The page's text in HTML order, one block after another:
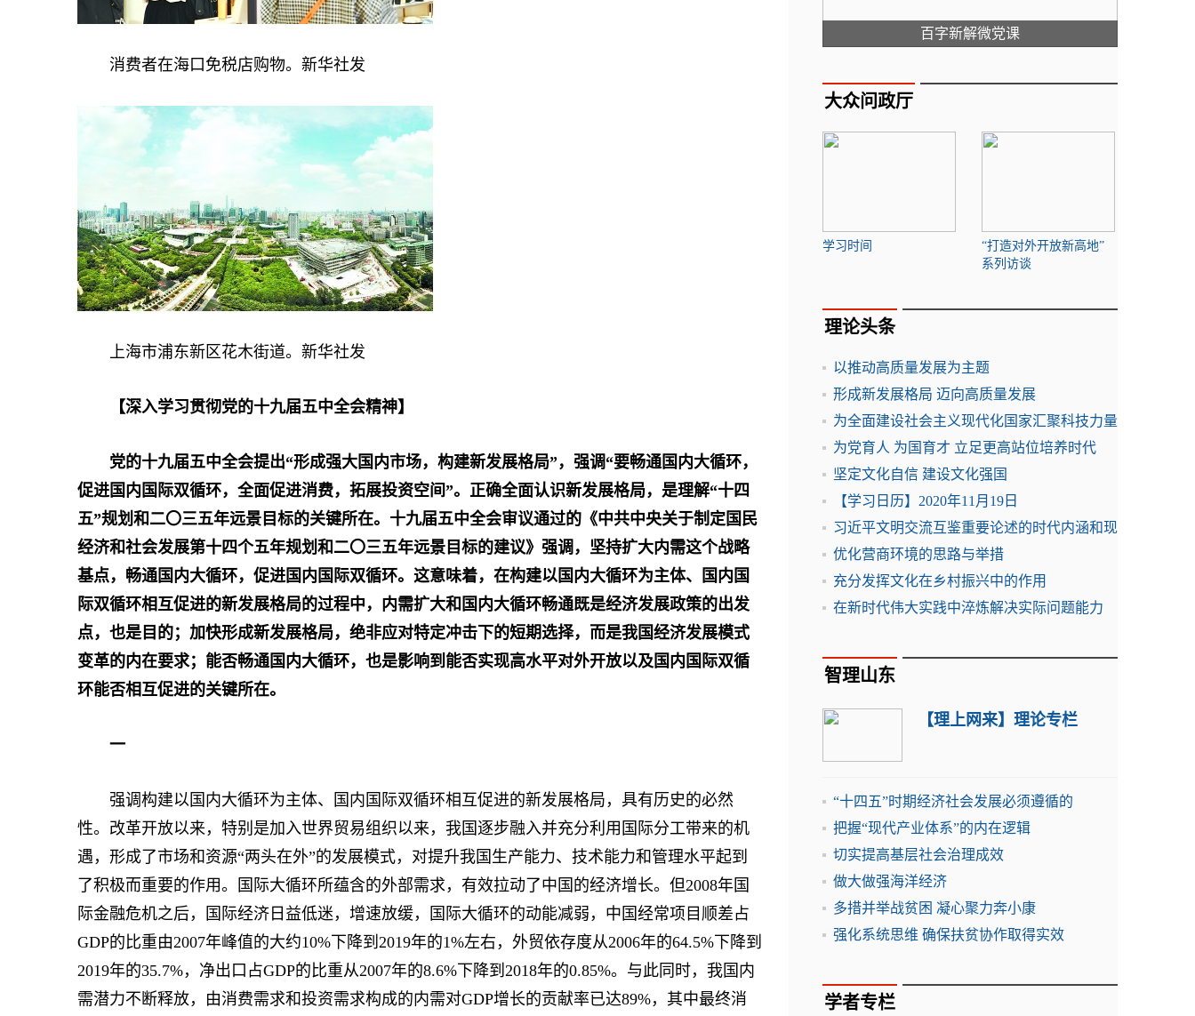
消费者在海口免税店购物。新华社发
上海市浦东新区花木街道。新华社发
【深入学习贯彻党的十九届五中全会精神】
党的十九届五中全会提出“形成强大国内市场，构建新发展格局”，强调“要畅通国内大循环，
促进国内国际双循环，全面促进消费，拓展投资空间”。正确全面认识新发展格局，是理解“十四
五”规划和二〇三五年远景目标的关键所在。十九届五中全会审议通过的《中共中央关于制定国民
经济和社会发展第十四个五年规划和二〇三五年远景目标的建议》强调，坚持扩大内需这个战略
基点，畅通国内大循环，促进国内国际双循环。这意味着，在构建以国内大循环为主体、国内国
际双循环相互促进的新发展格局的过程中，内需扩大和国内大循环畅通既是经济发展政策的出发
点，也是目的；加快形成新发展格局，绝非应对特定冲击下的短期选择，而是我国经济发展模式
变革的内在要求；能否畅通国内大循环，也是影响到能否实现高水平对外开放以及国内国际双循
环能否相互促进的关键所在。
一
强调构建以国内大循环为主体、国内国际双循环相互促进的新发展格局，具有历史的必然
性。改革开放以来，特别是加入世界贸易组织以来，我国逐步融入并充分利用国际分工带来的机
遇，形成了市场和资源“两头在外”的发展模式，对提升我国生产能力、技术能力和管理水平起到
了积极而重要的作用。国际大循环所蕴含的外部需求，有效拉动了中国的经济增长。但2008年国
际金融危机之后，国际经济日益低迷，增速放缓，国际大循环的动能减弱，中国经常项目顺差占
GDP的比重由2007年峰值的大约10%下降到2019年的1%左右，外贸依存度从2006年的64.5%下降到
2019年的35.7%，净出口占GDP的比重从2007年的8.6%下降到2018年的0.85%。与此同时，我国内
需潜力不断释放，由消费需求和投资需求构成的内需对GDP增长的贡献率已达89%，其中最终消
百字新解微党课
大众问政厅
学习时间
“打造对外开放新高地”
系列访谈
理论头条
以推动高质量发展为主题
形成新发展格局 迈向高质量发展
为全面建设社会主义现代化国家汇聚科技力量
为党育人 为国育才 立足更高站位培养时代
坚定文化自信 建设文化强国
【学习日历】2020年11月19日
习近平文明交流互鉴重要论述的时代内涵和现
优化营商环境的思路与举措
充分发挥文化在乡村振兴中的作用
在新时代伟大实践中淬炼解决实际问题能力
智理山东
【理上网来】理论专栏
“十四五”时期经济社会发展必须遵循的
把握“现代产业体系”的内在逻辑
切实提高基层社会治理成效
做大做强海洋经济
多措并举战贫困 凝心聚力奔小康
强化系统思维 确保扶贫协作取得实效
学者专栏